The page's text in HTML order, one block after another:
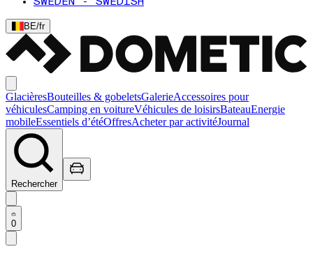
BE/fr
GlacièresBouteilles & gobeletsGalerieAccessoires pour
véhiculesCamping en voitureVéhicules de loisirsBateauEnergie
mobileEssentiels d’étéOffresAcheter par activitéJournal
Rechercher
0